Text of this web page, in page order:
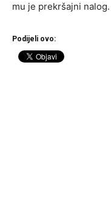
mu je prekršajni nalog.
Podijeli ovo: